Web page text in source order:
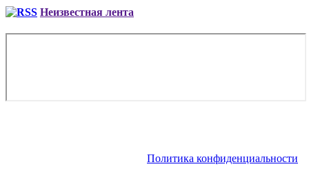
Неизвестная лента
Политика конфиденциальности